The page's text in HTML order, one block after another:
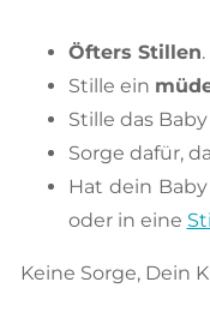
Öfters Stillen
Stille ein
Stille das
Sorge dafür,
Hat dein
oder in eine
Keine Sorge, Dein